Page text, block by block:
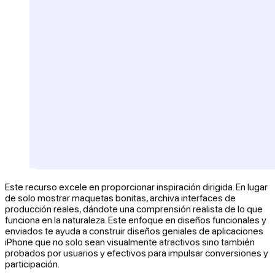
Este recurso excele en proporcionar inspiración dirigida. En lugar
de solo mostrar maquetas bonitas, archiva interfaces de
producción reales, dándote una comprensión realista de lo que
funciona en la naturaleza. Este enfoque en diseños funcionales y
enviados te ayuda a construir diseños geniales de aplicaciones
iPhone que no solo sean visualmente atractivos sino también
probados por usuarios y efectivos para impulsar conversiones y
participación.